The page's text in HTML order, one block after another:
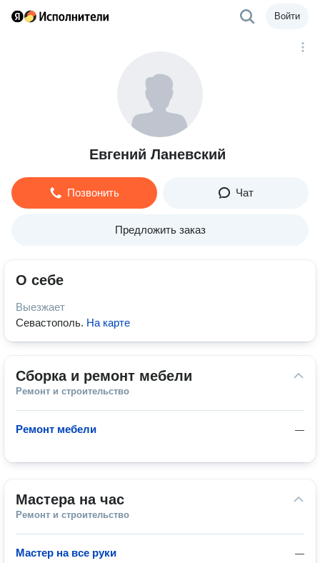
Войти
Евгений Ланевский
Позвонить Чат
Предложить заказ
О себе
Выезжает
Севастополь. На карте
Сборка и ремонт мебели
Ремонт и строительство
—
Ремонт мебели
Мастера на час
Ремонт и строительство
—
Мастер на все руки